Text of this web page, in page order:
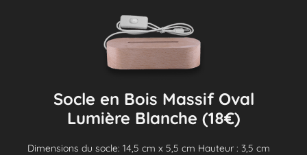
Socle en Bois Massif Oval
Lumière Blanche (18€)
Dimensions du socle: 14,5 cm x 5,5 cm Hauteur : 3,5 cm